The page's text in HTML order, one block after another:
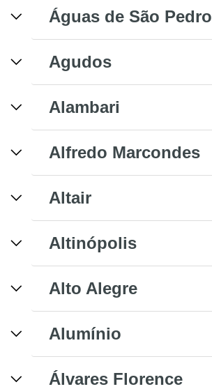
Águas de São Pedro
Agudos
Alambari
Alfredo Marcondes
Altair
Altinópolis
Alto Alegre
Alumínio
Álvares Florence